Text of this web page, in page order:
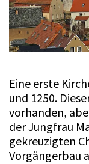
Eine erste
und 1250.
vorhanden,
der Jungfrau
gekreuzigten
Vorgängerbau